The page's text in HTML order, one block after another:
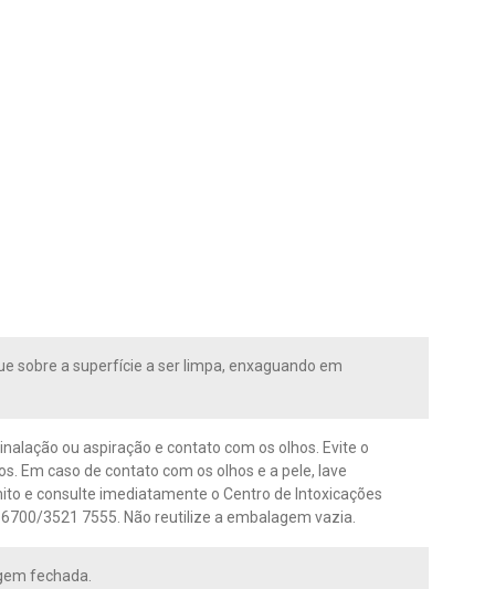
sobre a superfície a ser limpa, enxaguando em
ou aspiração e contato com os olhos. Evite o
Em caso de contato com os olhos e a pele, lave
e consulte imediatamente o Centro de Intoxicações
3521 7555. Não reutilize a embalagem vazia.
fechada.